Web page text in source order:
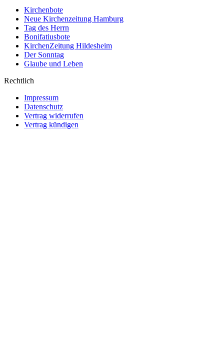
Kirchenbote
Neue Kirchenzeitung Hamburg
Tag des Herrn
Bonifatiusbote
KirchenZeitung Hildesheim
Der Sonntag
Glaube und Leben
Rechtlich
Impressum
Datenschutz
Vertrag widerrufen
Vertrag kündigen